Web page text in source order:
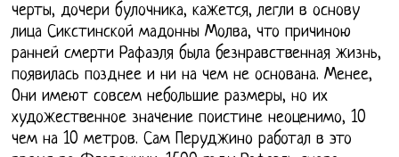
черты, дочери булочника, кажется, легли в основу
лица Сикстинской мадонны Молва, что причиною
ранней смерти Рафаэля была безнравственная жизнь,
появилась позднее и ни на чем не основана. Менее,
Они имеют совсем небольшие размеры, но их
художественное значение поистине неоценимо, 10
чем на 10 метров. Сам Перуджино работал в это